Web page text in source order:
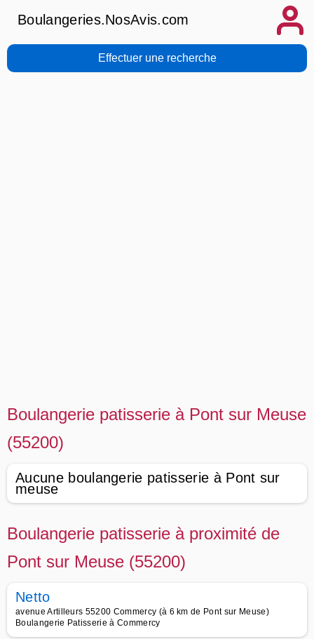
Boulangeries.NosAvis.com
Effectuer une recherche
Boulangerie patisserie à Pont sur Meuse
(55200)
Aucune boulangerie patisserie à Pont sur
meuse
Boulangerie patisserie à proximité de
Pont sur Meuse (55200)
Netto
avenue Artilleurs 55200 Commercy (à 6 km de Pont sur Meuse)
Boulangerie Patisserie à Commercy